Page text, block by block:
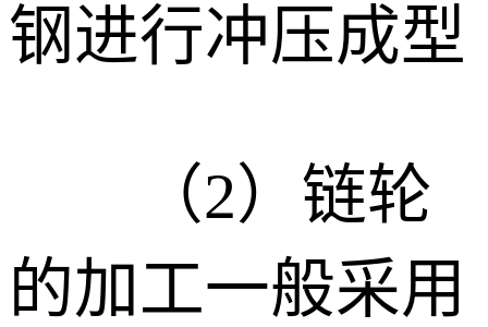
钢进行冲压成型
（2） 链轮
的加工一般采用